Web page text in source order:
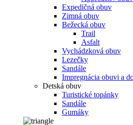
Expedičná obuv
Zimná obuv
Bežecká obuv
Trail
Asfalt
Vychádzková obuv
Lezečky
Sandále
Impregnácia obuvi a
Detská obuv
Turistické topánky
Sandále
Gumáky